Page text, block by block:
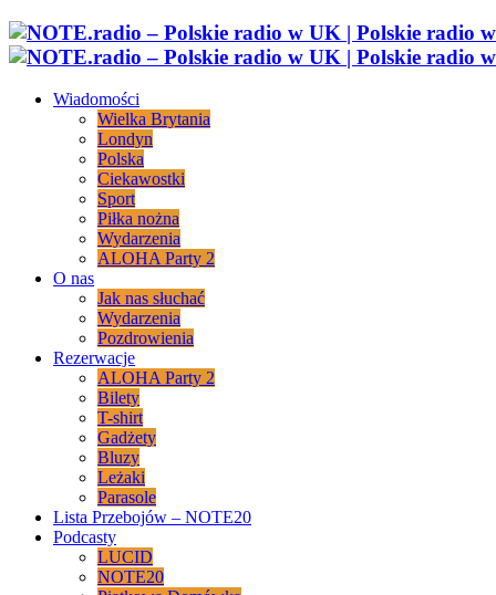
Wiadomości
Wielka Brytania
Londyn
Polska
Ciekawostki
Sport
Piłka nożna
Wydarzenia
ALOHA Party 2
O nas
Jak nas słuchać
Wydarzenia
Pozdrowienia
Rezerwacje
ALOHA Party 2
Bilety
T-shirt
Gadżety
Bluzy
Leżaki
Parasole
Lista Przebojów – NOTE20
Podcasty
LUCID
NOTE20